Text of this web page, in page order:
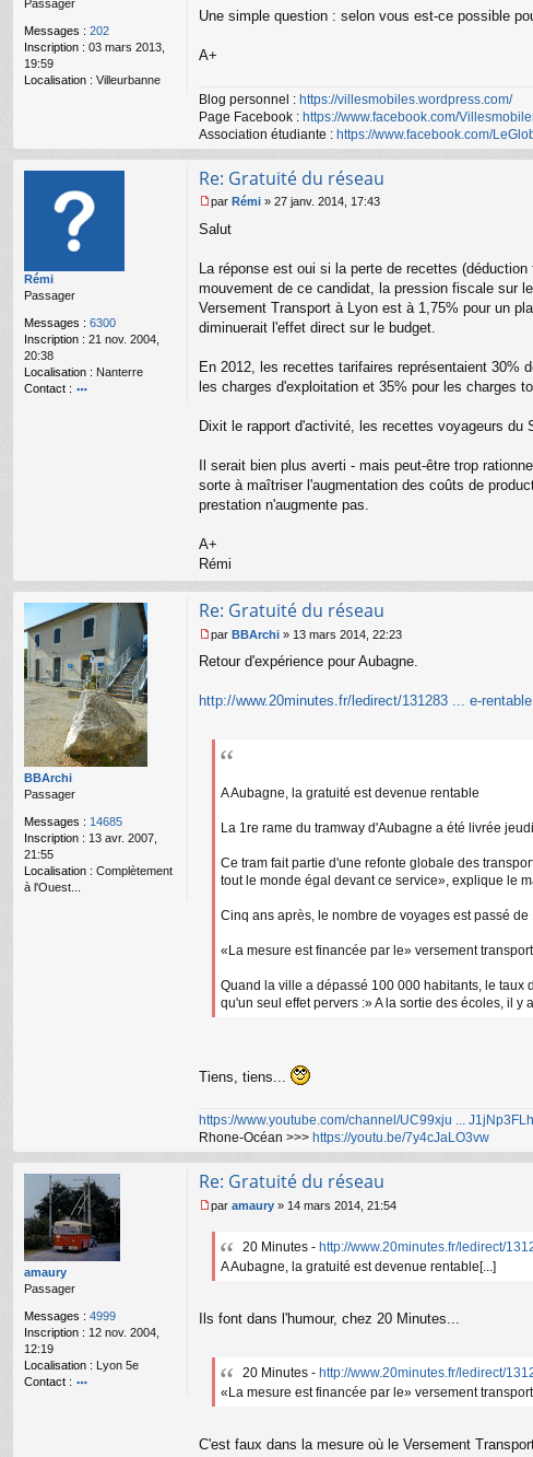
Passager
Messages : 202
Inscription : 03 mars 2013,
19:59
Localisation : Villeurbanne
e
o
u
Une simple question : selon vous est-ce possible
A+
Blog personnel : https://villesmobiles.wordpress.com/
Page Facebook : https://www.facebook.com/
Association étudiante : https://www.facebook.com/
Rémi
Passager
Messages : 6300
Inscription : 21 nov. 2004,
20:38
Localisation : Nanterre
Contact :
Re: Gratuité du réseau
e
s
g
e
n
n
u
par Rémi » 27 janv. 2014, 17:43
Salut
La réponse est oui si la perte de recettes
mouvement de ce candidat, la pression fiscale sur
Versement Transport à Lyon est à 1,75% pour un
diminuerait l'effet direct sur le budget.
En 2012, les recettes tarifaires représentaient 30%
les charges d'exploitation et 35% pour les charges
Dixit le rapport d'activité, les recettes voyageurs du
Il serait bien plus averti - mais peut-être trop
sorte à maîtriser l'augmentation des coûts de
prestation n'augmente pas.
A+
Rémi
BBArchi
Passager
Messages : 14685
Inscription : 13 avr. 2007,
21:55
Localisation : Complètement
à l'Ouest...
Re: Gratuité du réseau
e
s
a
par BBArchi » 13 mars 2014, 22:23
Retour d'expérience pour Aubagne.
http://www.20minutes.fr/ledirect/131283 ... e-rentable
A Aubagne, la gratuité est devenue rentable
La 1re rame du tramway d'Aubagne a été livrée
Ce tram fait partie d'une refonte globale des
tout le monde égal devant ce service», explique le
Cinq ans après, le nombre de voyages est passé
«La mesure est financée par le» versement
Quand la ville a dépassé 100 000 habitants, le taux
qu'un seul effet pervers :» A la sortie des écoles, il
Tiens, tiens...
https://www.youtube.com/channel/UC99xju ...
Rhone-Océan >>> https://youtu.be/7y4cJaLO3vw
amaury
Passager
Messages : 4999
Inscription : 12 nov. 2004,
12:19
Localisation : Lyon 5e
Contact :
Re: Gratuité du réseau
e
a
e
par amaury » 14 mars 2014, 21:54
20 Minutes - http://www.20minutes.fr/ledirect/
A Aubagne, la gratuité est devenue rentable[...]
Ils font dans l'humour, chez 20 Minutes...
20 Minutes - http://www.20minutes.fr/ledirect/
«La mesure est financée par le» versement
C'est faux dans la mesure où le Versement